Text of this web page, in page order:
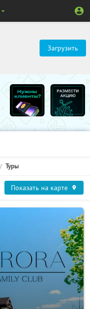
Загрузить
Туры
Показать на карте